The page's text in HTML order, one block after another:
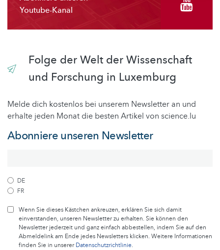
Youtube-Kanal
Folge der Welt der Wissenschaft
und Forschung in Luxemburg
Melde dich kostenlos bei unserem Newsletter an und
erhalte jeden Monat die besten Artikel von science.lu
Abonniere unseren Newsletter
DE
FR
Wenn Sie dieses Kästchen ankreuzen, erklären Sie sich damit
einverstanden, unseren Newsletter zu erhalten. Sie können den
Newsletter jederzeit und ganz einfach abbestellen, indem Sie auf den
Abmeldelink am Ende jedes Newsletters klicken. Weitere Informationen
finden Sie in unsererDatenschutzrichtlinie.